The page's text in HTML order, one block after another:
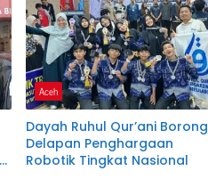
Aceh
Dayah Ruhul Qur’ani Borong
Delapan Penghargaan
Robotik Tingkat Nasional